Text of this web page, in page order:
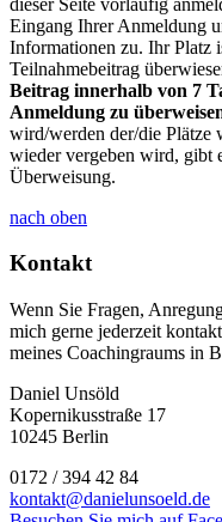
Eingang Ihrer Anmeldung
Informationen zu. Ihr Platz
Teilnahmebeitrag
Beitrag innerhalb von 7
Anmeldung zu
wird/werden der/die Plätze
wieder vergeben wird, gibt
Überweisung.
nach oben
Kontakt
Wenn Sie Fragen,
mich gerne jederzeit
meines Coachingraums in
Daniel Unsöld
Kopernikusstraße 17
10245 Berlin
0172 / 394 42 84
kontakt@danielunsoeld.de